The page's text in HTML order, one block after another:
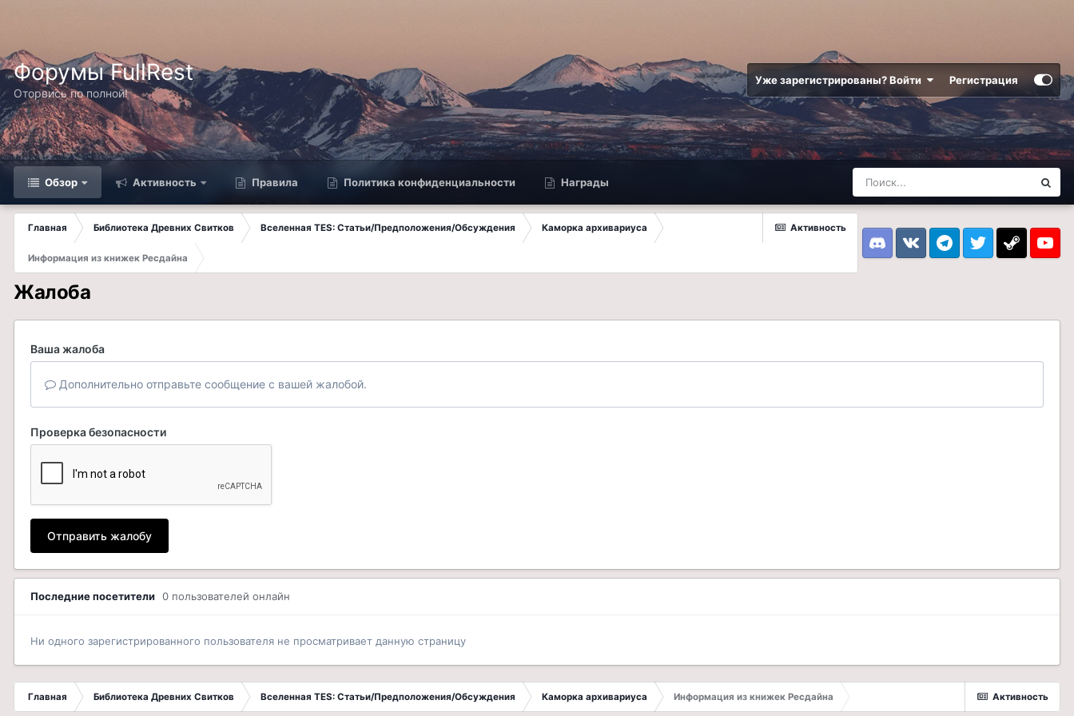
Форумы FullRest
Оторвись по полной!
Уже зарегистрированы? Войти Регистрация
Обзор Активность Правила Политика конфиденциальности Награды
Активность
Главная Библиотека Древних Свитков Вселенная TES: Статьи/Предположения/Обсуждения Каморка архивариуса
Информация из книжек Ресдайна DiscordVK TelegramTwitter Steam
Жалоба
Ваша жалоба
Дополнительно отправьте сообщение с вашей жалобой.
Проверка безопасности
Отправить жалобу
Последние посетители 0 пользователей онлайн
Ни одного зарегистрированного пользователя не просматривает данную страницу
Активность
Главная Библиотека Древних Свитков Вселенная TES: Статьи/Предположения/Обсуждения Каморка архивариуса Информация из книжек Ресдайна